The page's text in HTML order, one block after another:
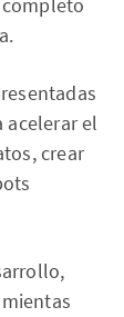
acelerar el
crear